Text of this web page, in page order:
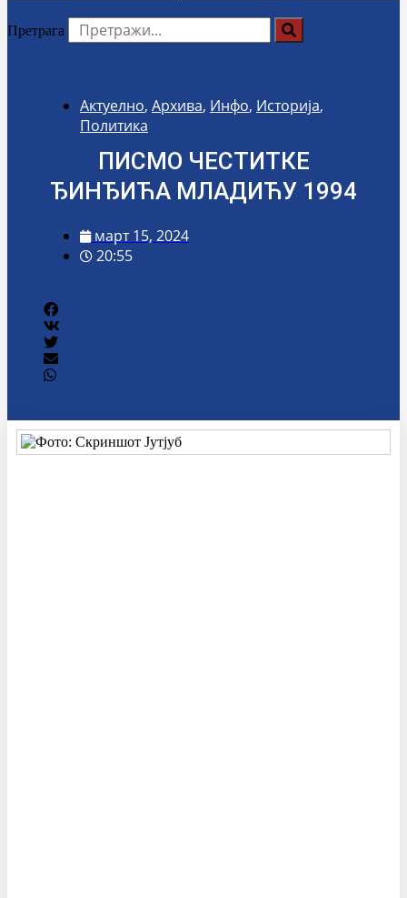
Претрага
Актуелно, Архива, Инфо, Историја,
Политика
ПИСМО ЧЕСТИТКЕ
ЂИНЂИЋА МЛАДИЋУ 1994
март 15, 2024
20:55